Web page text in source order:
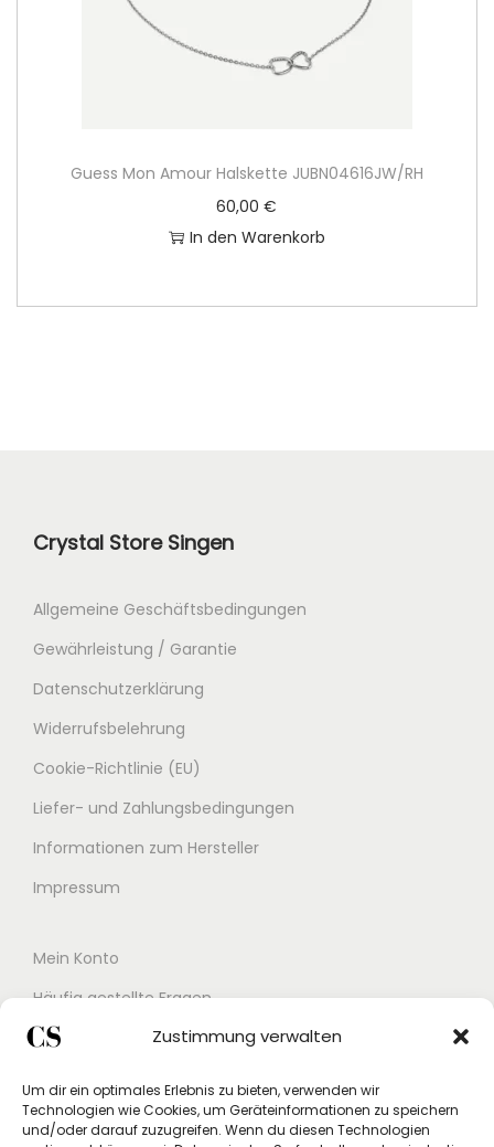
Zustimmung verwalten
Um dir ein optimales Erlebnis zu bieten, verwenden wir
Technologien wie Cookies, um Geräteinformationen zu speichern
und/oder darauf zuzugreifen. Wenn du diesen Technologien
Guess Mon Amour Halskette JUBN04616JW/RH
60,00€
In den Warenkorb
Crystal Store Singen
Allgemeine Geschäftsbedingungen
Gewährleistung / Garantie
Datenschutzerklärung
Widerrufsbelehrung
Cookie-Richtlinie (EU)
Liefer- und Zahlungsbedingungen
Informationen zum Hersteller
Impressum
Mein Konto
Häufig gestellte Fragen
Kontakt
Studex App